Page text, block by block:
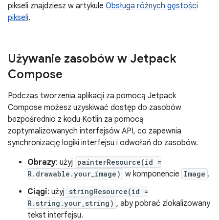
pikseli znajdziesz w artykule Obsługa różnych gęstości
pikseli.
Używanie zasobów w Jetpack
Compose
Podczas tworzenia aplikacji za pomocą Jetpack
Compose możesz uzyskiwać dostęp do zasobów
bezpośrednio z kodu Kotlin za pomocą
zoptymalizowanych interfejsów API, co zapewnia
synchronizację logiki interfejsu i odwołań do zasobów.
Obrazy: użyj painterResource(id =
R.drawable.your_image) w komponencie Image .
Ciągi: użyj stringResource(id =
R.string.your_string) , aby pobrać zlokalizowany
tekst interfejsu.